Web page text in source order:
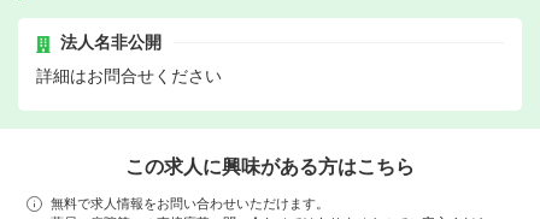
法人名非公開
詳細はお問合せください
この求人に興味がある方はこちら
無料で求人情報をお問い合わせいただけます。